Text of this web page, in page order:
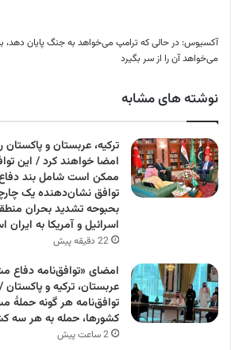
آکسیوس: در حالی که ترامپ می‌خواهد به جنگ پایان دهد،
می‌خواهد آن را از سر بگیرد
نوشته های مشابه
ترکیه، عربستان و
امضا خواهند کرد / این
ممکن است شامل بند
توافق نشان‌دهنده یک
بحبوحه تشدید بحران
اسرائیل و آمریکا به
22 دقیقه پیش
امضای «توافق‌نامه
عربستان، ترکیه و
توافق‌نامه هر گونه حملهٔ
کشورها، حمله به هر
2 ساعت پیش